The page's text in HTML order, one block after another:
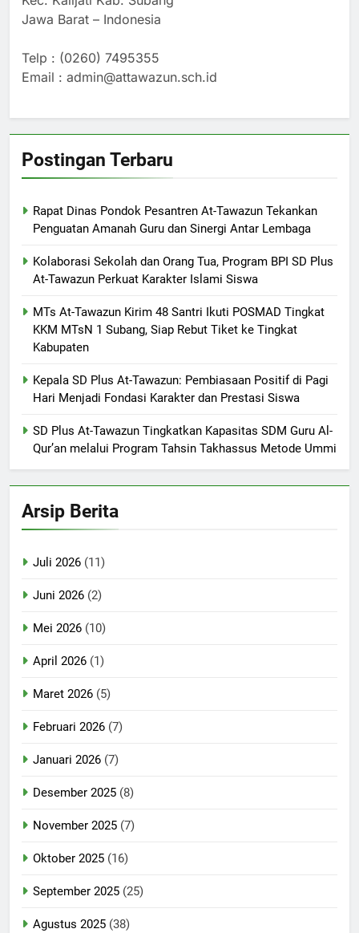
Jawa Barat – Indonesia
Telp : (0260) 7495355
Email : admin@attawazun.sch.id
Postingan Terbaru
Rapat Dinas Pondok Pesantren At-Tawazun Tekankan
Penguatan Amanah Guru dan Sinergi Antar Lembaga
Kolaborasi Sekolah dan Orang Tua, Program BPI SD Plus
At-Tawazun Perkuat Karakter Islami Siswa
MTs At-Tawazun Kirim 48 Santri Ikuti POSMAD Tingkat
KKM MTsN 1 Subang, Siap Rebut Tiket ke Tingkat
Kabupaten
Kepala SD Plus At-Tawazun: Pembiasaan Positif di Pagi
Hari Menjadi Fondasi Karakter dan Prestasi Siswa
SD Plus At-Tawazun Tingkatkan Kapasitas SDM Guru Al-
Qur’an melalui Program Tahsin Takhassus Metode Ummi
Arsip Berita
Juli 2026 (11)
Juni 2026 (2)
Mei 2026 (10)
April 2026 (1)
Maret 2026 (5)
Februari 2026 (7)
Januari 2026 (7)
Desember 2025 (8)
November 2025 (7)
Oktober 2025 (16)
September 2025 (25)
Agustus 2025 (38)